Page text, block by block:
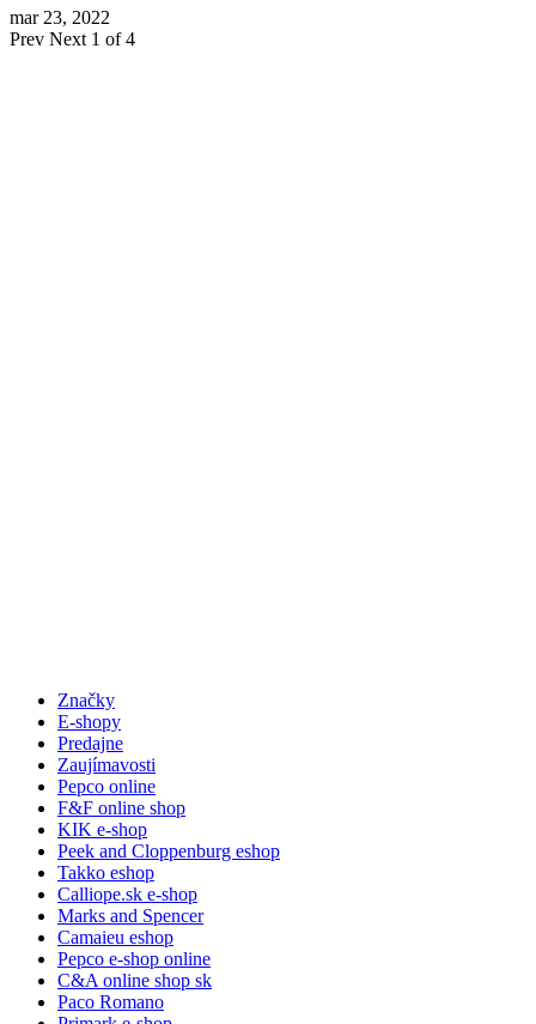
mar 23, 2022
Prev Next 1 of 4
Značky
E-shopy
Predajne
Zaujímavosti
Pepco online
F&F online shop
KIK e-shop
Peek and Cloppenburg eshop
Takko eshop
Calliope.sk e-shop
Marks and Spencer
Camaieu eshop
Pepco e-shop online
C&A online shop sk
Paco Romano